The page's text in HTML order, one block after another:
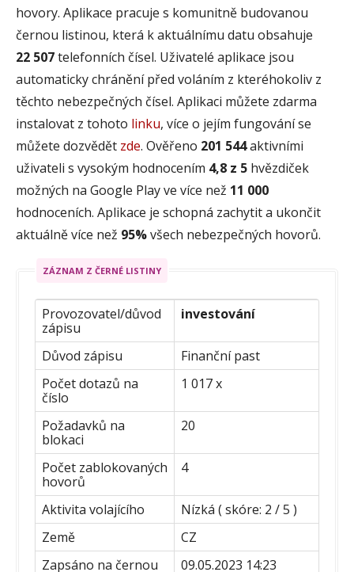
hovory. Aplikace pracuje s komunitně budovanou
černou listinou, která k aktuálnímu datu obsahuje
22 507telefonních čísel. Uživatelé aplikace jsou
automaticky chránění před voláním z kteréhokoliv z
těchto nebezpečných čísel. Aplikaci můžete zdarma
instalovat z tohoto linku, více o jejím fungování se
můžete dozvědět zde. Ověřeno 201 544aktivními
uživateli s vysokým hodnocením 4,8 z 5 hvězdiček
možných na Google Play ve více než 11 000
hodnoceních. Aplikace je schopná zachytit a ukončit
aktuálně více než 95%všech nebezpečných hovorů.
ZÁZNAM Z ČERNÉ LISTINY
Provozovatel/důvod
zápisu
investování
Důvod zápisu
Finanční past
Počet dotazů na
číslo
1 017 x
Požadavků na
blokaci
20
Počet zablokovaných
hovorů
4
Aktivita volajícího
Nízká ( skóre: 2 / 5 )
Země
CZ
Zapsáno na černou
09.05.2023 14:23